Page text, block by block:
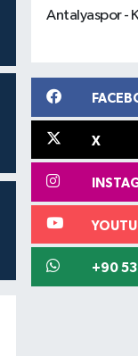
Antalyaspor -
X
+90